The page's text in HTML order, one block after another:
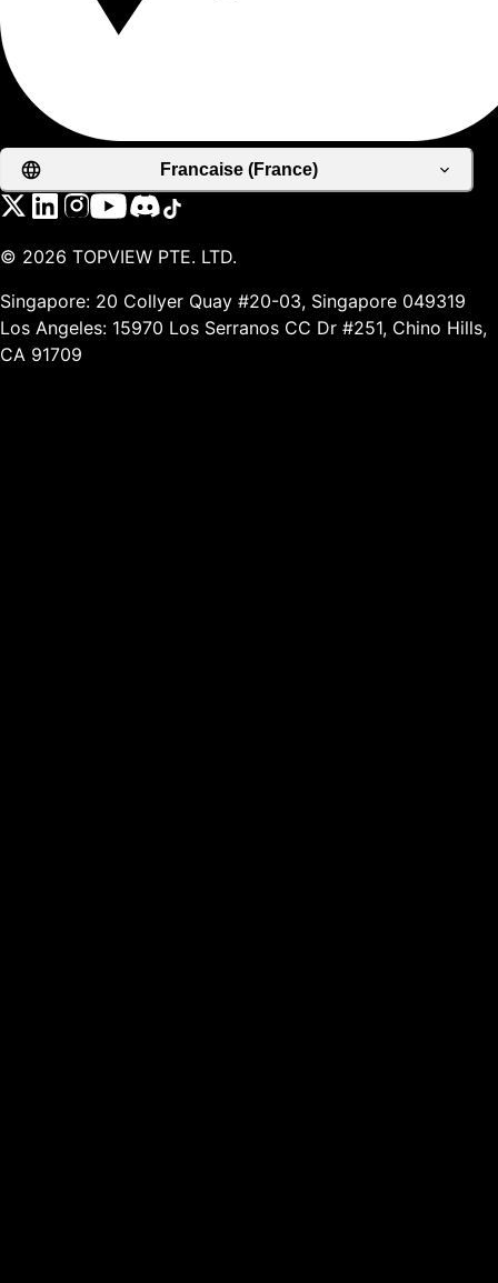
Francaise (France)
© 2026 TOPVIEW PTE. LTD.
Singapore: 20 Collyer Quay #20-03, Singapore 049319
Los Angeles: 15970 Los Serranos CC Dr #251, Chino Hills,
CA 91709